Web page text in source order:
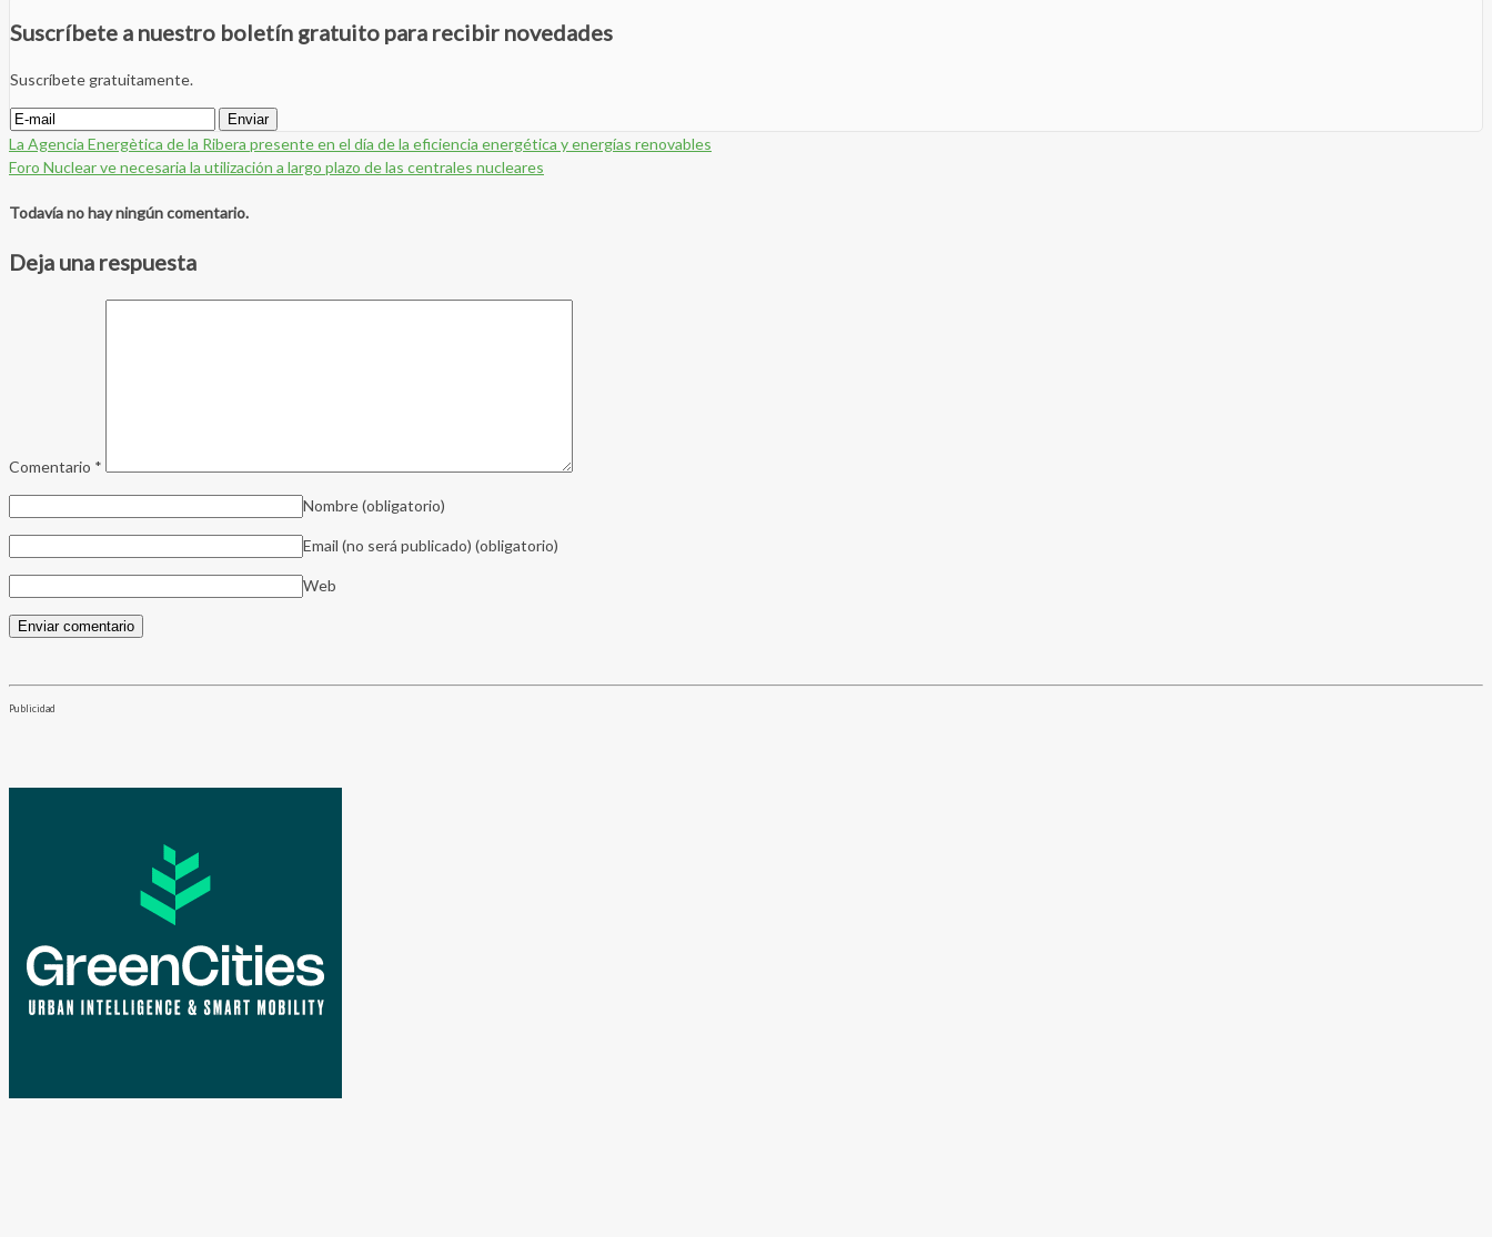
Suscríbete a nuestro boletín gratuito para recibir novedades
Suscríbete gratuitamente.
La Agencia Energètica de la Ribera presente en el día de la eficiencia energética y energías renovables
Foro Nuclear ve necesaria la utilización a largo plazo de las centrales nucleares
Todavía no hay ningún comentario.
Deja una respuesta
Comentario *
Nombre(obligatorio)
Email (no será publicado) (obligatorio)
Web
Publicidad